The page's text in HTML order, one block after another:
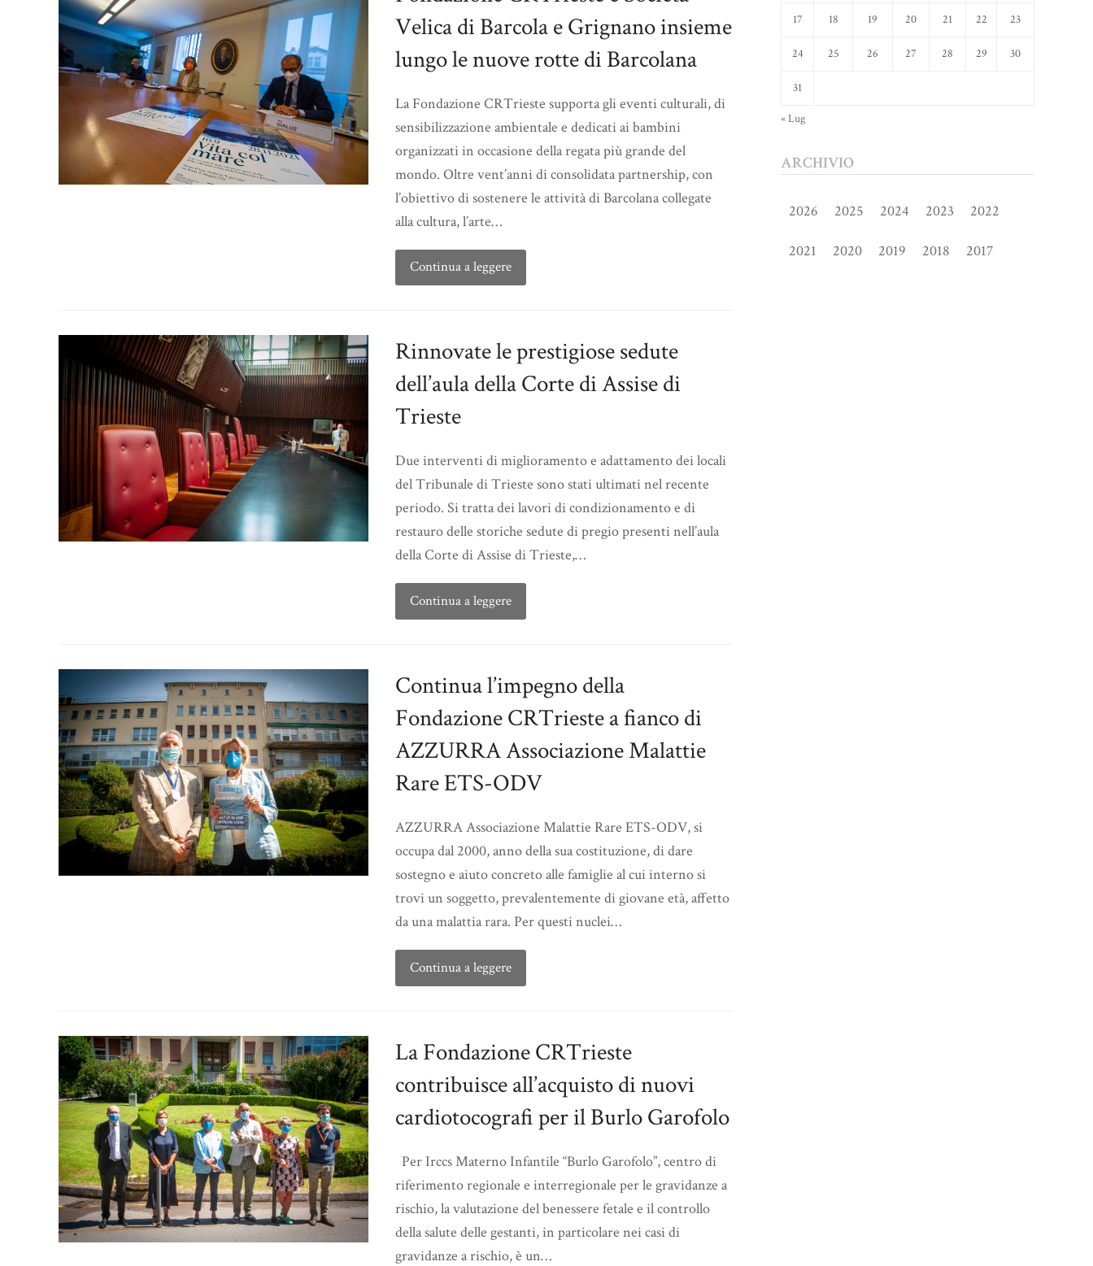
Velica di Barcola e Grignano insieme
lungo le nuove rotte di Barcolana
La Fondazione CRTrieste supporta gli eventi culturali, di
sensibilizzazione ambientale e dedicati ai bambini
organizzati in occasione della regata più grande del
mondo. Oltre vent’anni di consolidata partnership, con
l’obiettivo di sostenere le attività di Barcolana collegate
alla cultura, l’arte…
Continua a leggere
Rinnovate le prestigiose sedute
dell’aula della Corte di Assise di
Trieste
Due interventi di miglioramento e adattamento dei locali
del Tribunale di Trieste sono stati ultimati nel recente
periodo. Si tratta dei lavori di condizionamento e di
restauro delle storiche sedute di pregio presenti nell’aula
della Corte di Assise di Trieste,…
Continua a leggere
Continua l’impegno della
Fondazione CRTrieste a fianco di
AZZURRA Associazione Malattie
Rare ETS-ODV
AZZURRA Associazione Malattie Rare ETS-ODV, si
occupa dal 2000, anno della sua costituzione, di dare
sostegno e aiuto concreto alle famiglie al cui interno si
trovi un soggetto, prevalentemente di giovane età, affetto
da una malattia rara. Per questi nuclei…
Continua a leggere
La Fondazione CRTrieste
contribuisce all’acquisto di nuovi
cardiotocografi per il Burlo Garofolo
Per Irccs Materno Infantile “Burlo Garofolo”, centro di
riferimento regionale e interregionale per le gravidanze a
rischio, la valutazione del benessere fetale e il controllo
della salute delle gestanti, in particolare nei casi di
gravidanze a rischio, è un…
17 18 19 20 21 22 23
24 25 26 27 28 29 30
31
« Lug
ARCHIVIO
2026 2025 2024 2023 2022
2021 2020 2019 2018 2017